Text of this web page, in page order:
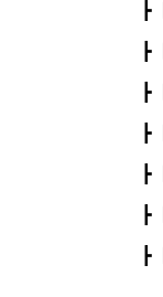
┣
┣
┣
┣
┣
┣
┣